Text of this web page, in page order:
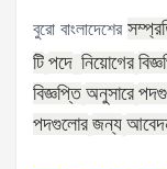
বুরো বাংলাদেশের
টি পদে নিয়োগের
বিজ্ঞপ্তি অনুসারে
পদগুলোর জন্য